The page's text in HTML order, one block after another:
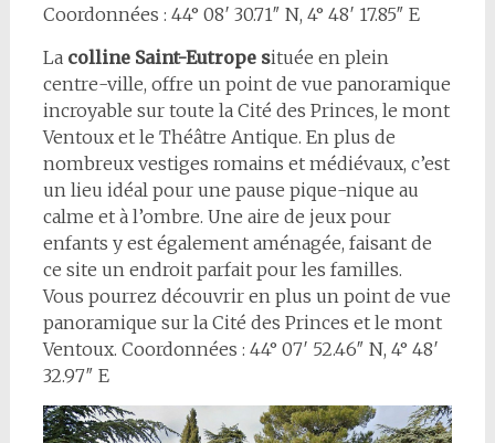
Coordonnées : 44° 08′ 30.71″ N, 4° 48′ 17.85″ E
La colline Saint-Eutrope située en plein
centre-ville, offre un point de vue panoramique
incroyable sur toute la Cité des Princes, le mont
Ventoux et le Théâtre Antique. En plus de
nombreux vestiges romains et médiévaux, c’est
un lieu idéal pour une pause pique-nique au
calme et à l’ombre. Une aire de jeux pour
enfants y est également aménagée, faisant de
ce site un endroit parfait pour les familles.
Vous pourrez découvrir en plus un point de vue
panoramique sur la Cité des Princes et le mont
Ventoux. Coordonnées : 44° 07′ 52.46″ N, 4° 48′
32.97″ E